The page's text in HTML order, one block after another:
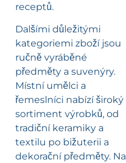
receptů.
Dalšími důležitými
kategoriemi zboží jsou
ručně vyráběné
předměty a suvenýry.
Místní umělci a
řemeslníci nabízí široký
sortiment výrobků, od
tradiční keramiky a
textilu po bižuterii a
dekorační předměty. Na